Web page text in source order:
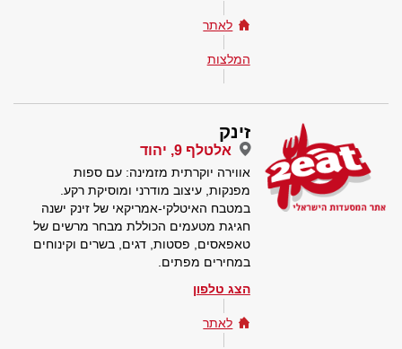
לאתר
המלצות
זינק
אלטלף 9, יהוד
אווירה יוקרתית מזמינה: עם ספות
מפנקות, עיצוב מודרני ומוסיקת רקע.
במטבח האיטלקי-אמריקאי של זינק ישנה
חגיגת מטעמים הכוללת מבחר מרשים של
טאפאסים, פסטות, דגים, בשרים וקינוחים
במחירים מפתים.
הצג טלפון
לאתר